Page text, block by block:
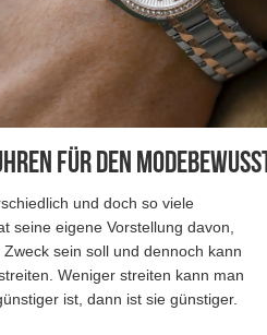
für den
und doch so viele
seine eigene Vorstellung davon,
sein soll und dennoch kann
Weniger streiten kann man
ist, dann ist sie günstiger.